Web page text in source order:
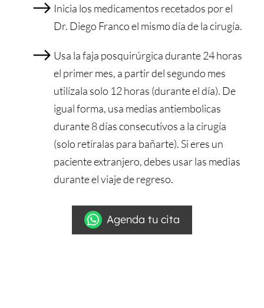
Inicia los medicamentos recetados por el
Dr. Diego Franco el mismo día de la cirugía.
Usa la faja posquirúrgica durante 24 horas
el primer mes, a partir del segundo mes
utilízala solo 12 horas (durante el día). De
igual forma, usa medias antiembolicas
durante 8 días consecutivos a la cirugía
(solo retíralas para bañarte). Si eres un
paciente extranjero, debes usar las medias
durante el viaje de regreso.
Agenda tu cita